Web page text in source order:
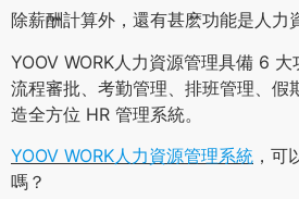
除薪酬計算外，還有甚麽功能是人力
YOOV WORK人力資源管理具備 6 大
流程審批、考勤管理、排班管理、假
造全方位 HR 管理系統。
YOOV WORK人力資源管理系統 ，可
嗎？